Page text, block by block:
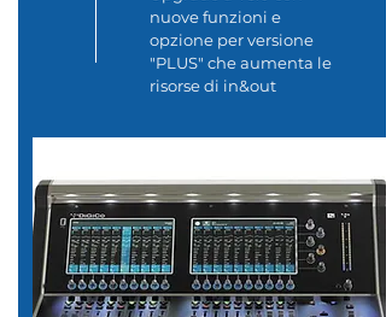
nuove funzioni e
opzione per versione
"PLUS" cheaumenta le
risorse di in&out